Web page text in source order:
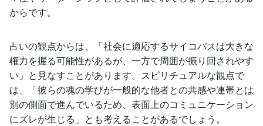
からです。
占いの観点からは、「社会に適応するサイコパスは大きな
権力を握る可能性があるが、一方で周囲が振り回されやす
い」と見なすことがあります。スピリチュアルな観点で
は、「彼らの魂の学びが一般的な他者との共感や連帯とは
別の側面で進んでいるため、表面上のコミュニケーション
にズレが生じる」とも考えることがあるでしょう。